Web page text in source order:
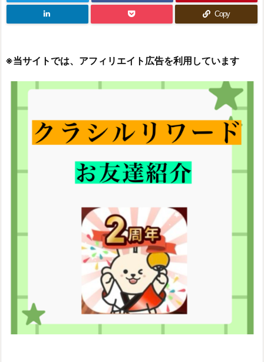
Copy
※当サイトでは、アフィリエイト広告を利用しています